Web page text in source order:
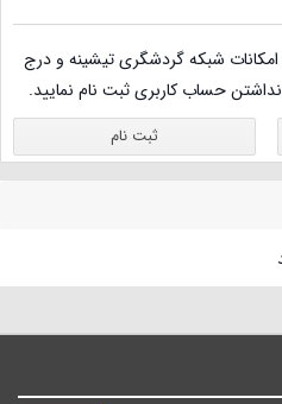
شبکه گردشگری تیشینه و درج
حساب کاربری ثبت نام نمایید.
ثبت نام